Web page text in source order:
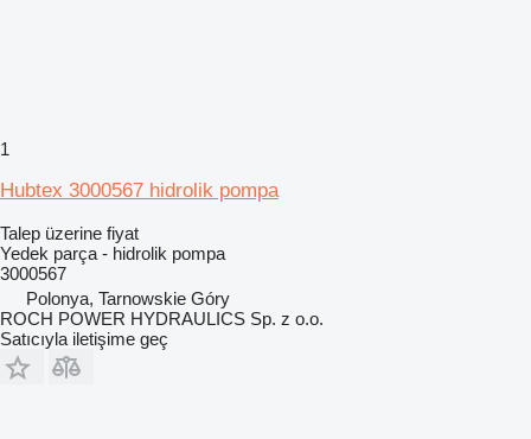
1
Hubtex 3000567 hidrolik pompa
Talep üzerine fiyat
Yedek parça - hidrolik pompa
3000567
Polonya, Tarnowskie Góry
ROCH POWER HYDRAULICS Sp. z o.o.
Satıcıyla iletişime geç